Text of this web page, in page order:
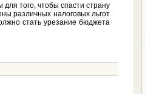
того, чтобы спасти страну
различных налоговых льгот
стать урезание бюджета